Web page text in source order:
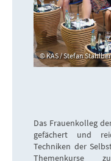
KAS / Stefan
Das Frauenkolleg
gefächert und
Techniken der
Themenkurse